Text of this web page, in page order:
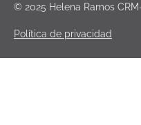
© 2025 Helena Ramos
Política de privacidad